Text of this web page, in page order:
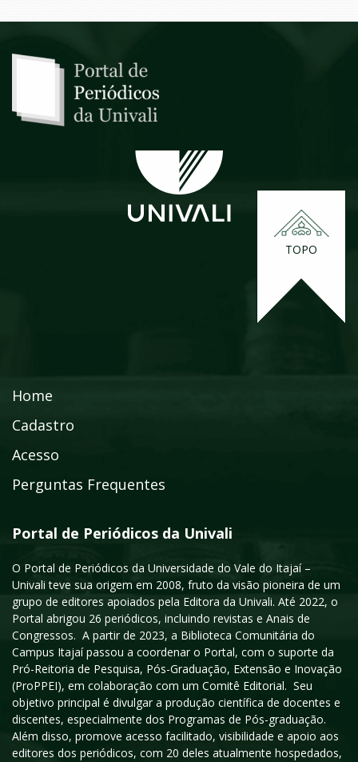
TOPO
Home
Cadastro
Acesso
Perguntas Frequentes
Portal de Periódicos da Univali
O Portal de Periódicos da Universidade do Vale do Itajaí –
Univali teve sua origem em 2008, fruto da visão pioneira de um
grupo de editores apoiados pela Editora da Univali. Até 2022, o
Portal abrigou 26 periódicos, incluindo revistas e Anais de
Congressos. A partir de 2023, a Biblioteca Comunitária do
Campus Itajaí passou a coordenar o Portal, com o suporte da
Pró-Reitoria de Pesquisa, Pós-Graduação, Extensão e Inovação
(ProPPEI), em colaboração com um Comitê Editorial. Seu
objetivo principal é divulgar a produção científica de docentes e
discentes, especialmente dos Programas de Pós-graduação.
Além disso, promove acesso facilitado, visibilidade e apoio aos
editores dos periódicos, com 20 deles atualmente hospedados,